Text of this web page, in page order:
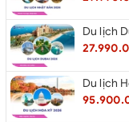
Du lịch